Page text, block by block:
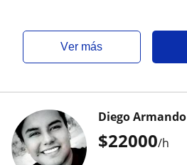
ver más
$22000/h
Diego Armando